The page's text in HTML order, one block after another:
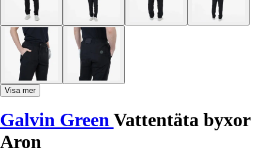
Visa mer
Galvin GreenVattentäta byxor
Aron